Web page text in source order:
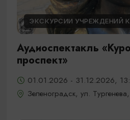
ЭКСКУРСИИ УЧРЕЖДЕНИЙ
Аудиоспектакль
проспект»
01.01.2026 - 31.12.2026,
Зеленоградск, ул.